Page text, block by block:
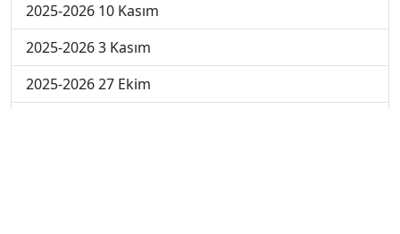
2025-2026 10 Kasım
2025-2026 3 Kasım
2025-2026 27 Ekim